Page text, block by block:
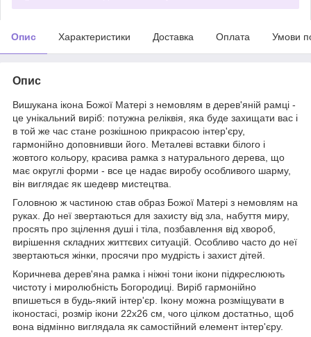
Опис Характеристики Доставка Оплата Умови
Опис
Вишукана ікона Божої Матері з немовлям в дерев'яній рамці -
це унікальний виріб: потужна реліквія, яка буде захищати вас і
в той же час стане розкішною прикрасою інтер'єру,
гармонійно доповнивши його. Металеві вставки білого і
жовтого кольору, красива рамка з натурального дерева, що
має округлі форми - все це надає виробу особливого шарму,
він виглядає як шедевр мистецтва.
Головною ж частиною став образ Божої Матері з немовлям на
руках. До неї звертаються для захисту від зла, набуття миру,
просять про зцілення душі і тіла, позбавлення від хвороб,
вирішення складних життєвих ситуацій. Особливо часто до неї
звертаються жінки, просячи про мудрість і захист дітей.
Коричнева дерев'яна рамка і ніжні тони ікони підкреслюють
чистоту і миролюбність Богородиці. Виріб гармонійно
впишеться в будь-який інтер'єр. Ікону можна розміщувати в
іконостасі, розмір ікони 22х26 см, чого цілком достатньо, щоб
вона відмінно виглядала як самостійний елемент інтер'єру.